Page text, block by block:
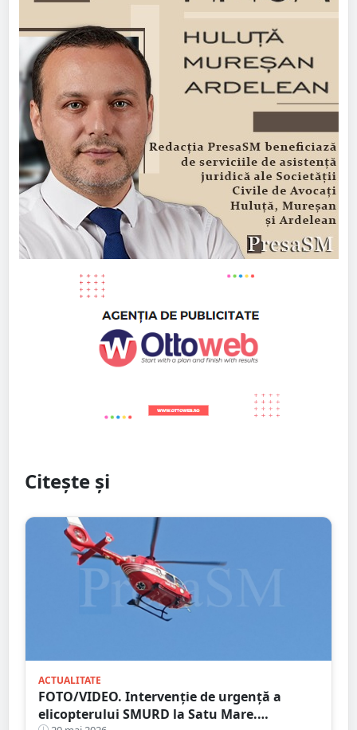
Citește și
ACTUALITATE
FOTO/VIDEO. Intervenție de urgență a
elicopterului SMURD la Satu Mare.